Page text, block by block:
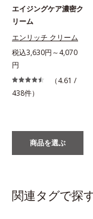
エイジングケア濃密ク
リーム
エンリッチ クリーム
税込3,630円～4,070
円
（4.61 /
438件）
商品を選ぶ
関連タグで探